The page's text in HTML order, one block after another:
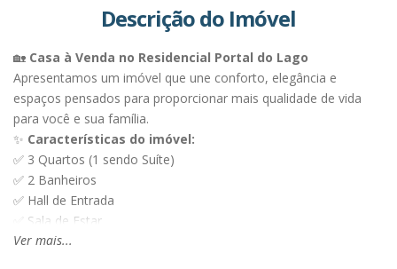
Descrição do Imóvel
🏡 Casa à Venda no Residencial Portal do Lago
Apresentamos um imóvel que une conforto, elegância e
espaços pensados para proporcionar mais qualidade de vida
para você e sua família.
✨ Características do imóvel:
✅ 3 Quartos (1 sendo Suíte)
✅ 2 Banheiros
✅ Hall de Entrada
✅ Sala de Estar
✅ Copa
Ver mais...